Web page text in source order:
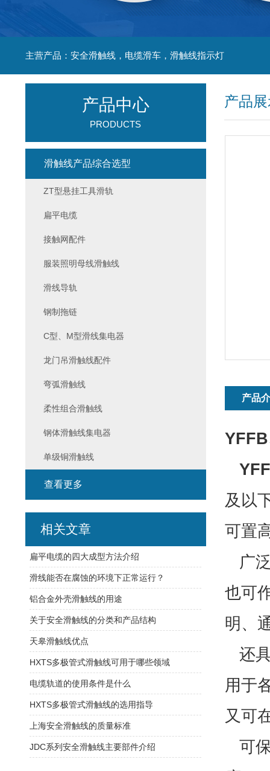
主营产品：安全滑触线，电缆滑车，滑触线指示灯
产品
产品
及以
可置
广
也可
明、
还
用于
又可
可
产品中心
PRODUCTS
滑触线产品综合选型
ZT型悬挂工具滑轨
扁平电缆
接触网配件
服装照明母线滑触线
滑线导轨
钢制拖链
C型、M型滑线集电器
龙门吊滑触线配件
弯弧滑触线
柔性组合滑触线
钢体滑触线集电器
单级铜滑触线
查看更多
相关文章
扁平电缆的四大成型方法介绍
滑线能否在腐蚀的环境下正常运行？
铝合金外壳滑触线的用途
关于安全滑触线的分类和产品结构
天皋滑触线优点
HXTS多极管式滑触线可用于哪些领域
电缆轨道的使用条件是什么
HXTS多极管式滑触线的选用指导
上海安全滑触线的质量标准
JDC系列安全滑触线主要部件介绍